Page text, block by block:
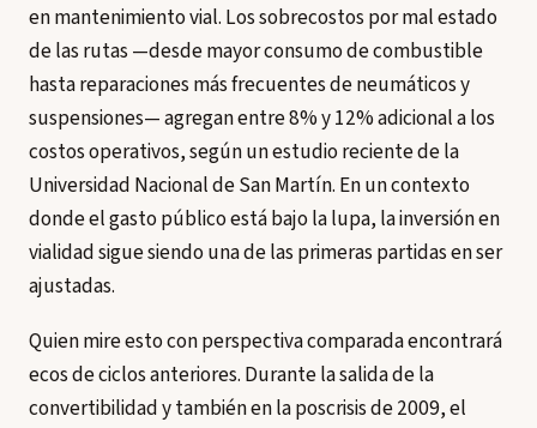
en mantenimiento vial. Los sobrecostos por mal estado
de las rutas —desde mayor consumo de combustible
hasta reparaciones más frecuentes de neumáticos y
suspensiones— agregan entre 8% y 12% adicional a los
costos operativos, según un estudio reciente de la
Universidad Nacional de San Martín. En un contexto
donde el gasto público está bajo la lupa, la inversión en
vialidad sigue siendo una de las primeras partidas en ser
ajustadas.
Quien mire esto con perspectiva comparada encontrará
ecos de ciclos anteriores. Durante la salida de la
convertibilidad y también en la poscrisis de 2009, el